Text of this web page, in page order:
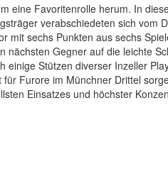
eine Favoritenrolle herum. In
verabschiedeten sich vom
mit sechs Punkten aus sechs
nächsten Gegner auf die leichte
einige Stützen diverser Inzeller
für Furore im Münchner Drittel
Einsatzes und höchster